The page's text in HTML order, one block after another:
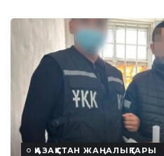
ҚАЗАҚСТАН ЖАҢАЛЫҚТАРЫ